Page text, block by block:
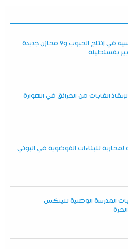
“صابة” قياسية في إنتاج الحبوب و9 مخازن جديدة
بقسنطينة
الغابات من الحرائق في الهوارة
للبناءات الفوضوية في البوني
المدرسة الوطنية للينكس